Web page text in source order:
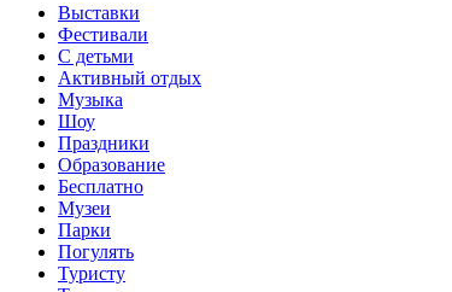
Выставки
Фестивали
С детьми
Активный отдых
Музыка
Шоу
Праздники
Образование
Бесплатно
Музеи
Парки
Погулять
Туристу